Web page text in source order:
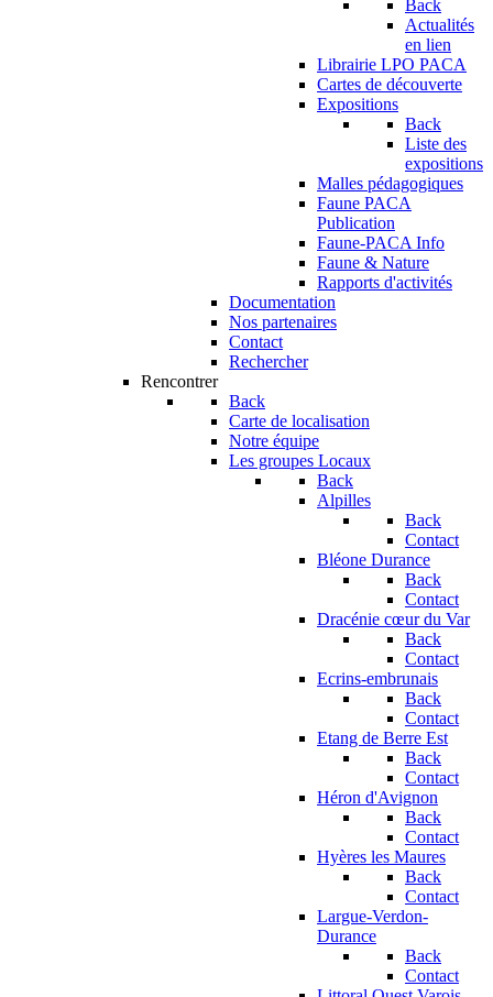
Back
Actualités
en lien
Librairie LPO PACA
Cartes de découverte
Expositions
Back
Liste des
expositions
Malles pédagogiques
Faune PACA
Publication
Faune-PACA Info
Faune & Nature
Rapports d'activités
Documentation
Nos partenaires
Contact
Rechercher
Rencontrer
Back
Carte de localisation
Notre équipe
Les groupes Locaux
Back
Alpilles
Back
Contact
Bléone Durance
Back
Contact
Dracénie cœur du Var
Back
Contact
Ecrins-embrunais
Back
Contact
Etang de Berre Est
Back
Contact
Héron d'Avignon
Back
Contact
Hyères les Maures
Back
Contact
Largue-Verdon-
Durance
Back
Contact